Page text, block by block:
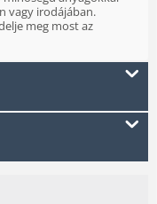
vagy irodájában.
meg most az